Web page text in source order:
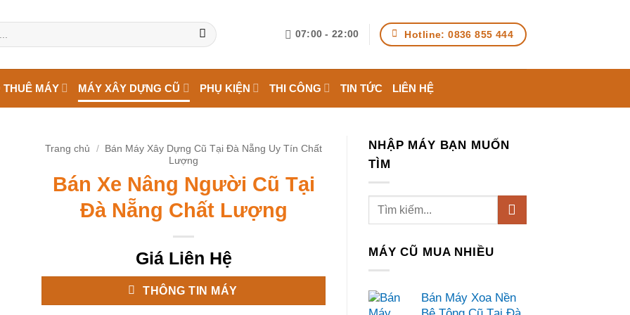
07:00 - 22:00 Hotline: 0836 855 444
THUÊ MÁY MÁY XÂY DỰNG CŨ PHỤ KIỆN THI CÔNG TIN TỨC LIÊN HỆ
Trang chủ / Bán Máy Xây Dựng Cũ Tại Đà Nẵng Uy Tín Chất
Lượng
Bán Xe Nâng Người Cũ Tại
Đà Nẵng Chất Lượng
Giá Liên Hệ
THÔNG TIN MÁY
NHẬP MÁY BẠN MUỐN
TÌM
MÁY CŨ MUA NHIỀU
Bán Máy Xoa Nền